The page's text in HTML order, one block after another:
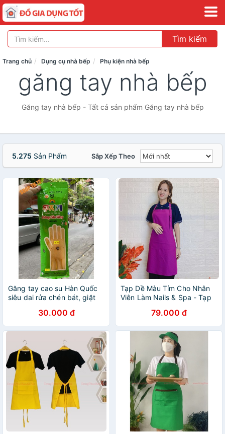
Tìm kiếm
Trang chủ Dụng cụ nhà bếp Phụ kiện nhà bếp
găng tay nhà bếp
Găng tay nhà bếp - Tất cả sản phẩm Găng tay nhà bếp
5.275 Sản Phẩm Sắp Xếp Theo
Găng tay cao su Hàn Quốc
siêu dai rửa chén bát, giặt
30.000 đ
Tạp Dề Màu Tím Cho Nhân
Viên Làm Nails & Spa - Tạp
79.000 đ